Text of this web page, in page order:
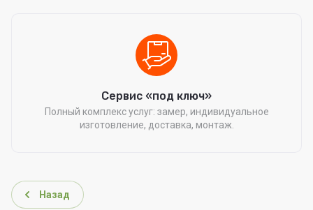
Сервис «под ключ»
Полный комплекс услуг: замер, индивидуальное
изготовление, доставка, монтаж.
Назад